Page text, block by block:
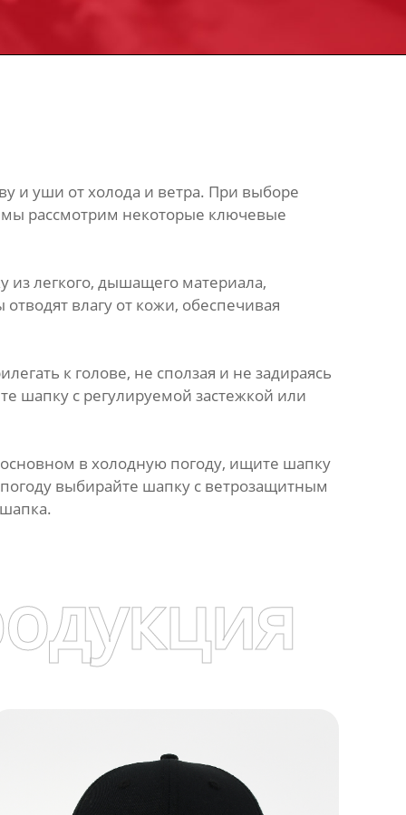
и уши от холода и ветра. При выборе
мы рассмотрим некоторые ключевые
легкого, дышащего материала,
влагу от кожи, обеспечивая
к голове, не сползая и не задираясь
шапку с регулируемой застежкой или
в холодную погоду, ищите шапку
выбирайте шапку с ветрозащитным